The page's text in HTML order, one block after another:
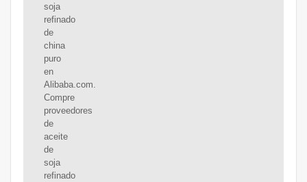
soja
refinado
de
china
puro
en
Alibaba.com.
Compre
proveedores
de
aceite
de
soja
refinado